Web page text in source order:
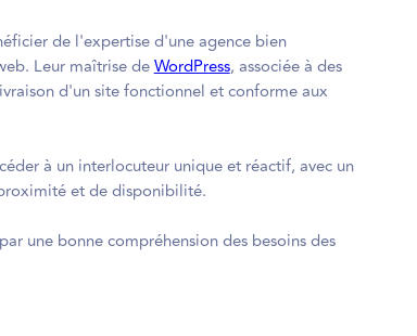
de l'expertise d'une agence bien
Leur maîtrise deWordPress, associée à des
d'un site fonctionnel et conforme aux
à un interlocuteur unique et réactif, avec un
et de disponibilité.
une bonne compréhension des besoins des